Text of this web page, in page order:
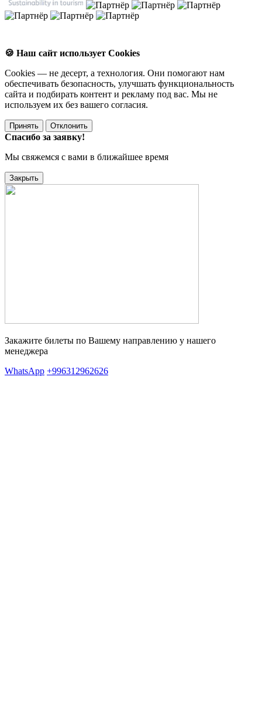
🍪 Наш сайт использует Cookies
Cookies — не десерт, а технология. Они помогают нам
обеспечивать безопасность, улучшать функциональность
сайта и подбирать контент и рекламу под вас. Мы не
используем их без вашего согласия.
Принять Отклонить
Спасибо за заявку!
Мы свяжемся с вами в ближайшее время
Закрыть
Закажите билеты по Вашему направлению у нашего
менеджера
WhatsApp +996312962626